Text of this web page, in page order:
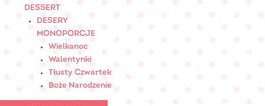
DESSERT
DESERY
MONOPORCJE
Wielkanoc
Walentynki
Tłusty Czwartek
Boże Narodzenie